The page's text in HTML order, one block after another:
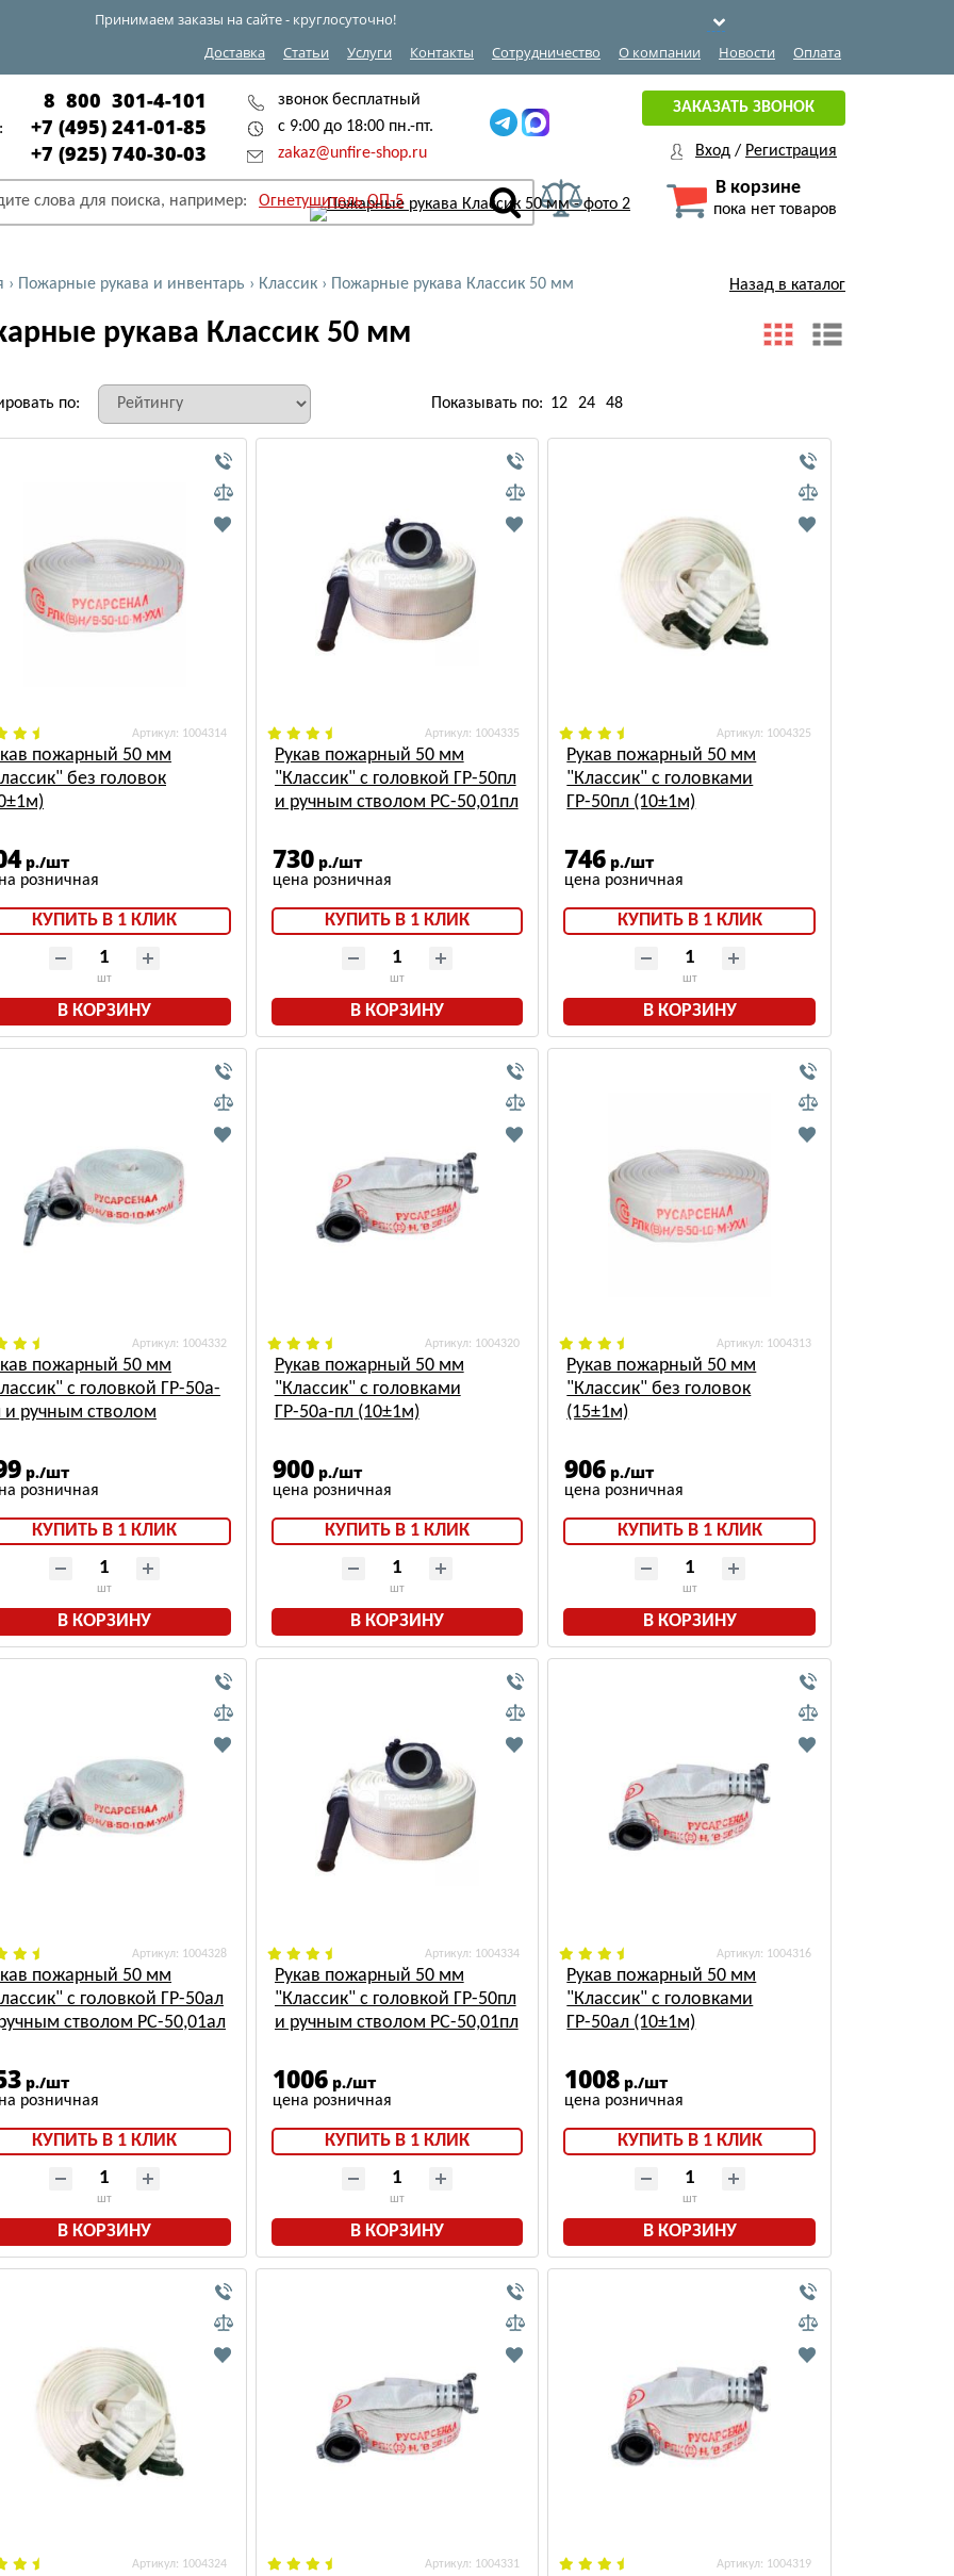
Принимаем заказы на сайте - круглосуточно!
Доставка
Статьи Услуги Контакты Сотрудничество О компании Новости Оплата
8 800 301-4-101
+7 (495) 241-01-85
+7 (925) 740-30-03
звонок бесплатный
с 9:00 до 18:00 пн.-пт.
zakaz@unfire-shop.ru
слова для поиска, например: Огнетушитель ОП-5
ЗАКАЗАТЬ ЗВОНОК
Вход / Регистрация
В корзине
пока нет товаров
› Пожарные рукава и инвентарь › Классик › Пожарные рукава Классик 50 мм
рукава Классик 50 мм
Назад в каталог
по: Показывать по: 12 24 48
: 1004314
пожарный 50 мм
без головок
р./шт
КУПИТЬ В 1 КЛИК
шт
В КОРЗИНУ
: 1004335
Рукав пожарный 50 мм
"Классик" с головкой ГР-50пл
и ручным стволом РС-50,01пл
730 р./шт
КУПИТЬ В 1 КЛИК
шт
В КОРЗИНУ
: 1004325
Рукав пожарный 50 мм
"Классик" с головками
ГР-50пл (10±1м)
746 р./шт
КУПИТЬ В 1 КЛИК
шт
В КОРЗИНУ
: 1004332
пожарный 50 мм
с головкой ГР-50а-
и ручным стволом
р./шт
КУПИТЬ В 1 КЛИК
шт
В КОРЗИНУ
: 1004320
Рукав пожарный 50 мм
"Классик" с головками
ГР-50а-пл (10±1м)
900 р./шт
КУПИТЬ В 1 КЛИК
шт
В КОРЗИНУ
: 1004313
Рукав пожарный 50 мм
"Классик" без головок
(15±1м)
906 р./шт
КУПИТЬ В 1 КЛИК
шт
В КОРЗИНУ
: 1004328
пожарный 50 мм
с головкой ГР-50ал
стволом РС-50,01ал
р./шт
КУПИТЬ В 1 КЛИК
шт
В КОРЗИНУ
: 1004334
Рукав пожарный 50 мм
"Классик" с головкой ГР-50пл
и ручным стволом РС-50,01пл
1006 р./шт
КУПИТЬ В 1 КЛИК
шт
В КОРЗИНУ
: 1004316
Рукав пожарный 50 мм
"Классик" с головками
ГР-50ал (10±1м)
1008 р./шт
КУПИТЬ В 1 КЛИК
шт
В КОРЗИНУ
: 1004324 : 1004331 : 1004319